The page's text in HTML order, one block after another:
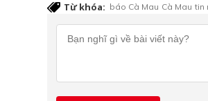
Từ khóa: báo Cà Mau Cà Mau tin